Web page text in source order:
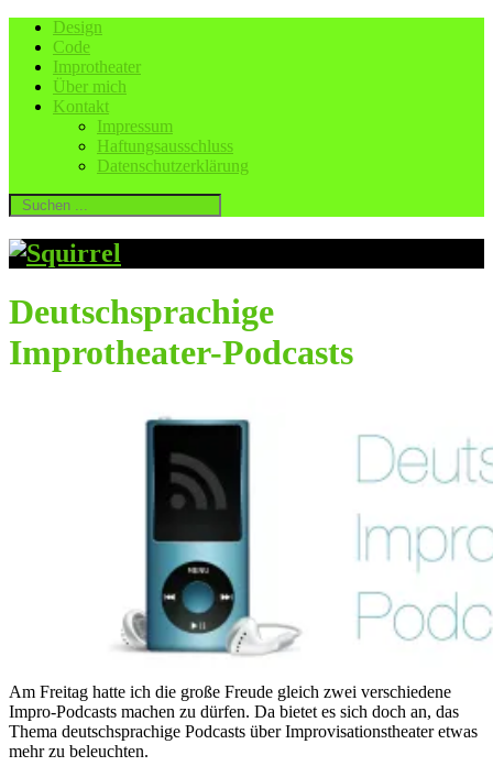
Design
Code
Improtheater
Über mich
Kontakt
Impressum
Haftungsausschluss
Datenschutzerklärung
Deutschsprachige
Improtheater-Podcasts
Am Freitag hatte ich die große Freude gleich zwei verschiedene
Impro-Podcasts machen zu dürfen. Da bietet es sich doch an, das
Thema deutschsprachige Podcasts über Improvisationstheater etwas
mehr zu beleuchten.